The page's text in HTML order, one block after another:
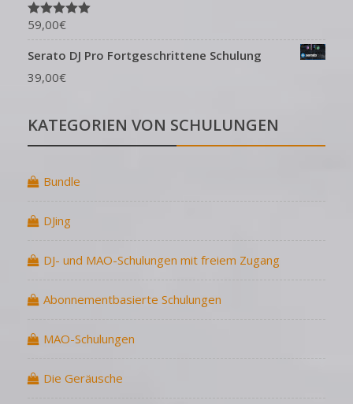
Bewertet mit
5.00von 5
59,00€
Serato DJ Pro Fortgeschrittene Schulung
39,00€
KATEGORIEN VON SCHULUNGEN
Bundle
DJing
DJ- und MAO-Schulungen mit freiem Zugang
Abonnementbasierte Schulungen
MAO-Schulungen
Die Geräusche